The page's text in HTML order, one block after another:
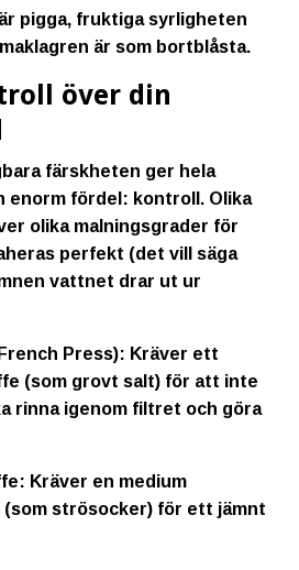
pigga, fruktiga syrligheten
är som bortblåsta.
över din
färskheten ger hela
enorm fördel: kontroll . Olika
olika malningsgrader för
perfekt (det vill säga
vattnet drar ut ur
Press): Kräver ett
(som grovt salt) för att inte
rinna igenom filtret och göra
Kräver en medium
(som strösocker) för ett jämnt